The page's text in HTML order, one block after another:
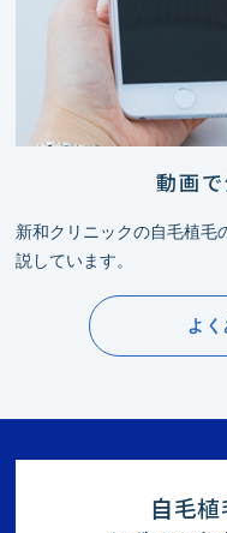
動画
新和クリニックの自毛植毛
説しています。
よ
自毛